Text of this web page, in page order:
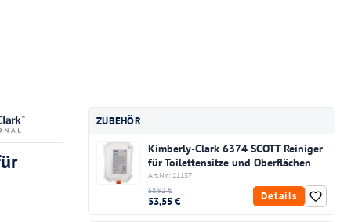
ZUBEHÖR
Kimberly-Clark 6374 SCOTT Reiniger
für Toilettensitze und Oberflächen
Art.Nr.: 21137
58,92 €
53,55 € Details